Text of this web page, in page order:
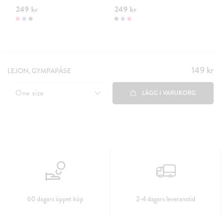
249 kr 249 kr
LEJON, GYMPAPÅSE Pris:
149 kr
149 kr
One size LÄGG I VARUKORG
60 dagars öppet köp 2-4 dagars leveranstid